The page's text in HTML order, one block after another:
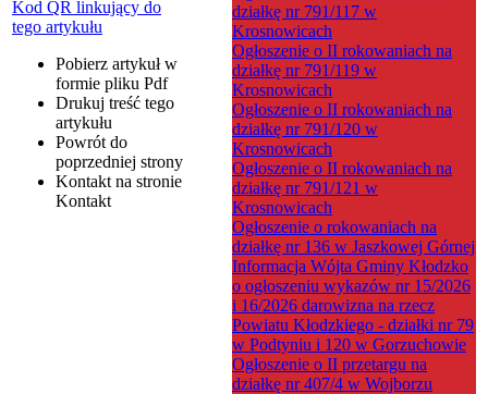
Kod QR linkujący do
tego artykułu
Pobierz artykuł w
formie pliku Pdf
Drukuj treść tego
artykułu
Powrót do
poprzedniej strony
Kontakt na stronie
Kontakt
działkę nr 791/117 w
Krosnowicach
Ogłoszenie o II rokowaniach na
działkę nr 791/119 w
Krosnowicach
Ogłoszenie o II rokowaniach na
działkę nr 791/120 w
Krosnowicach
Ogłoszenie o II rokowaniach na
działkę nr 791/121 w
Krosnowicach
Ogłoszenie o rokowaniach na
działkę nr 136 w Jaszkowej Górnej
Informacja Wójta Gminy Kłodzko
o ogłoszeniu wykazów nr 15/2026
i 16/2026 darowizna na rzecz
Powiatu Kłodzkiego - działki nr 79
w Podtyniu i 120 w Gorzuchowie
Ogłoszenie o II przetargu na
działkę nr 407/4 w Wojborzu